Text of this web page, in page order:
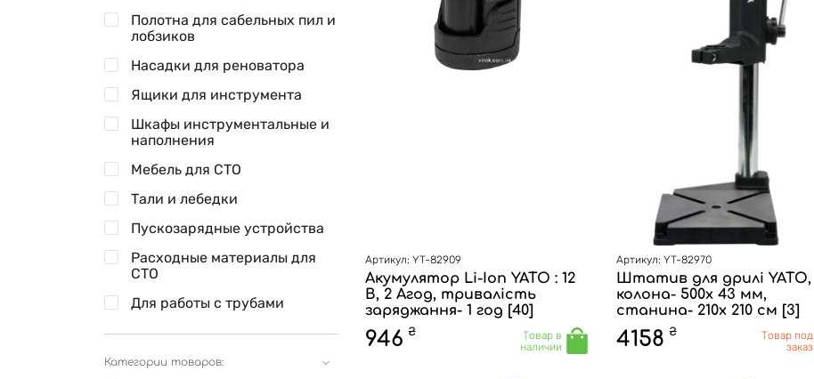
Полотна для сабельных пил и
лобзиков
Насадки для реноватора
Ящики для инструмента
Шкафы инструментальные и
наполнения
Мебель для СТО
Тали и лебедки
Пускозарядные устройства
Расходные материалы для
СТО
Для работы с трубами
Категории товаров:
Артикул: YT-82909
Акумулятор Li-Ion YATO : 12
В, 2 Агод, тривалість
заряджання- 1 год [40]
946 ₴
Товар в
наличии
Артикул: YT-82970
Штатив для дрилі YATO,
колона- 500х 43 мм,
станина- 210х 210 см [3]
4158 ₴
Товар под
заказ